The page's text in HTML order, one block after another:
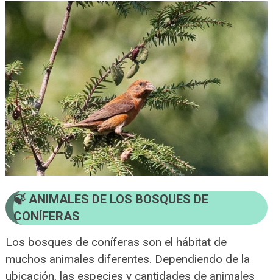
ANIMALES DE LOS BOSQUES DE
CONÍFERAS
Los bosques de coníferas son el hábitat de
muchos animales diferentes. Dependiendo de la
ubicación, las especies y cantidades de animales